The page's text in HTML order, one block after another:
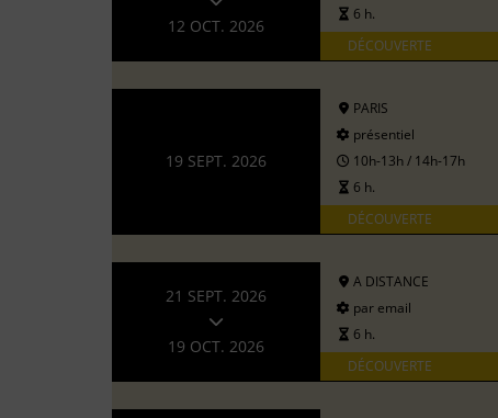
12 OCT. 2026
6 h.
DÉCOUVERTE
19 SEPT. 2026
PARIS
présentiel
10h-13h / 14h-17h
6 h.
DÉCOUVERTE
21 SEPT. 2026
19 OCT. 2026
A DISTANCE
par email
6 h.
DÉCOUVERTE